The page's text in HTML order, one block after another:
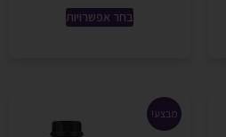
בחר אפשרויות
מבצע!